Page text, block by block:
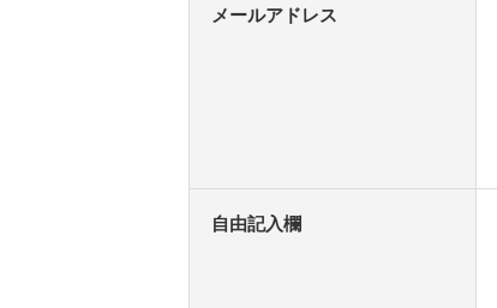
メールアドレス
自由記入欄